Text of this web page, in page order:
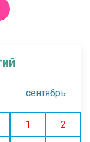
сентябрь
1 2